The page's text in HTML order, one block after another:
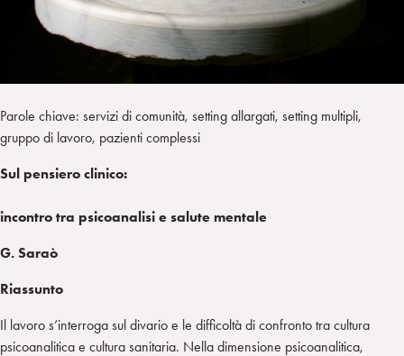
Parole chiave: servizi di comunità, setting allargati, setting multipli,
gruppo di lavoro, pazienti complessi
Sul pensiero clinico:
incontro tra psicoanalisi e salute mentale
G. Saraò
Riassunto
Il lavoro s’interroga sul divario e le difficoltà di confronto tra cultura
psicoanalitica e cultura sanitaria. Nella dimensione psicoanalitica,